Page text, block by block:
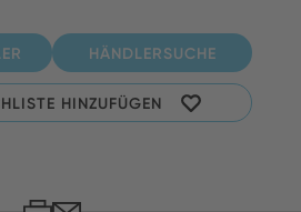
HÄNDLERSUCHE
HINZUFÜGEN